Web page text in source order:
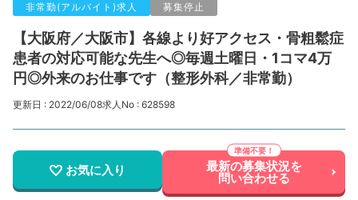
非常勤(アルバイト)求人 募集停止
【大阪府／大阪市】各線より好アクセス・骨粗鬆症
患者の対応可能な先生へ◎毎週土曜日・1コマ4万
円◎外来のお仕事です（整形外科／非常勤）
更新日 : 2022/06/08求人No : 628598
お気に入り 最新の募集状況を
問い合わせる